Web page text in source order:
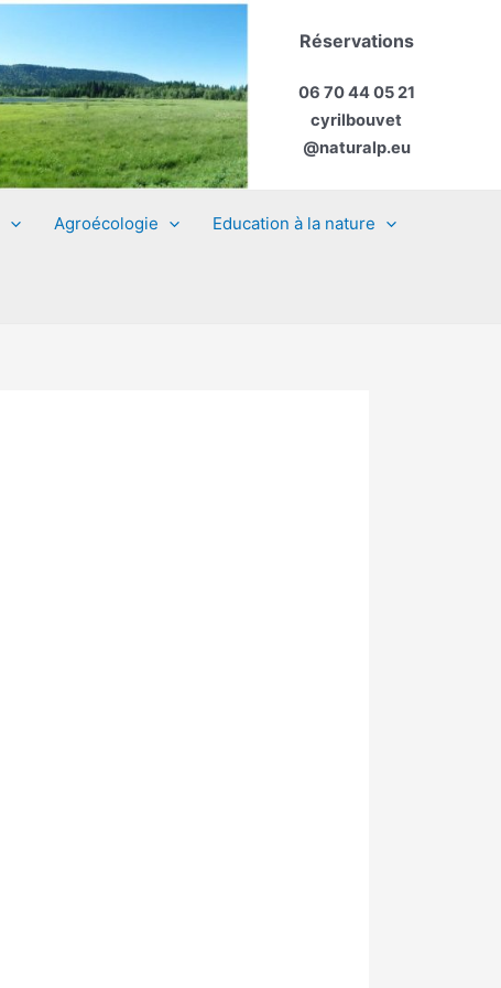
Réservations
06 70 44 05 21
cyrilbouvet
@naturalp.eu
Agroécologie Education à la nature